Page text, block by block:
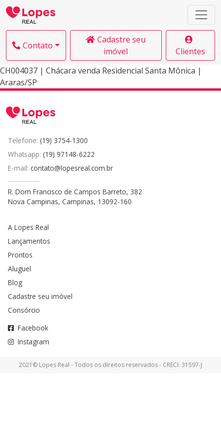
Contato
Cadastre seu
imóvel
Clientes
CH004037 | Chácara venda Residencial Santa Mônica |
Araras/SP
Telefone: (19) 3754-1300
Whatsapp: (19) 97148-6222
E-mail: contato@lopesreal.com.br
R. Dom Francisco de Campos Barreto, 382
Nova Campinas, Campinas, 13092-160
A Lopes Real
Lançamentos
Prontos
Aluguel
Blog
Cadastre seu imóvel
Consórcio
Facebook
Instagram
2021© Lopes Real - Todos os direitos reservados - CRECI: 31597-J